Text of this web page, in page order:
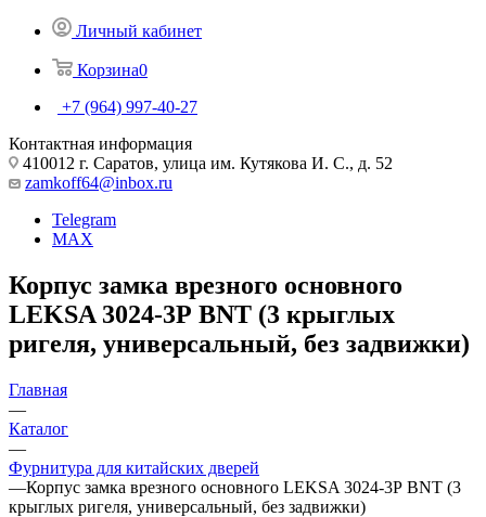
Личный кабинет
Корзина0
+7 (964) 997-40-27
Контактная информация
410012 г. Саратов, улица им. Кутякова И. С., д. 52
zamkoff64@inbox.ru
Telegram
MAX
Корпус замка врезного основного
LEKSA 3024-3Р BNT (3 крыглых
ригеля, универсальный, без задвижки)
Главная
—
Каталог
—
Фурнитура для китайских дверей
—Корпус замка врезного основного LEKSA 3024-3Р BNT (3
крыглых ригеля, универсальный, без задвижки)